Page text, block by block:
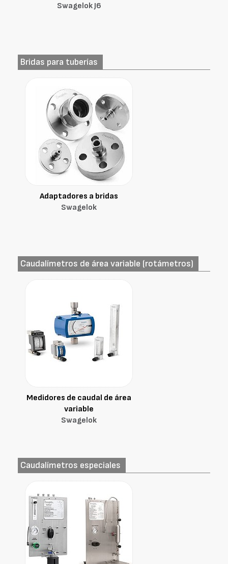
Swagelok J6
Bridas para tuberías
Adaptadores a bridas
Swagelok
Caudalímetros de área variable (rotámetros)
Medidores de caudal de área
variable
Swagelok
Caudalímetros especiales